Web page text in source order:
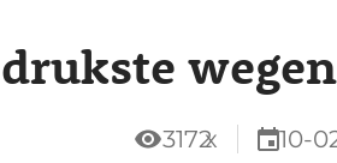
3172x 10-